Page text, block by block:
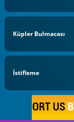
Küpler Bulmacası
İstifleme